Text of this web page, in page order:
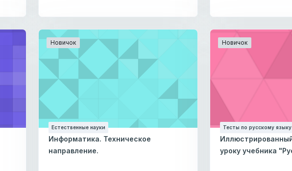
Новичок
Естественные науки
Информатика. Техническое
направление.
Новичок
Тесты по русскому
уроку учебника